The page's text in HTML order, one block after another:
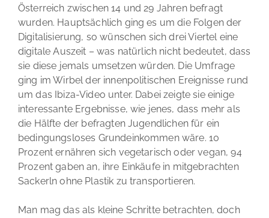
Österreich zwischen 14 und 29 Jahren befragt
wurden. Hauptsächlich ging es um die Folgen der
Digitalisierung, so wünschen sich drei Viertel eine
digitale Auszeit – was natürlich nicht bedeutet, dass
sie diese jemals umsetzen würden. Die Umfrage
ging im Wirbel der innenpolitischen Ereignisse rund
um das Ibiza-Video unter. Dabei zeigte sie einige
interessante Ergebnisse, wie jenes, dass mehr als
die Hälfte der befragten Jugendlichen für ein
bedingungsloses Grundeinkommen wäre. 10
Prozent ernähren sich vegetarisch oder vegan, 94
Prozent gaben an, ihre Einkäufe in mitgebrachten
Sackerln ohne Plastik zu transportieren.
Man mag das als kleine Schritte betrachten, doch